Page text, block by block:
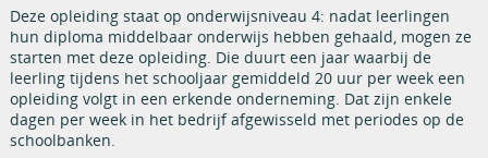
Deze opleiding staat op onderwijsniveau 4: nadat leerlingen
hun diploma middelbaar onderwijs hebben gehaald, mogen ze
starten met deze opleiding. Die duurt een jaar waarbij de
leerling tijdens het schooljaar gemiddeld 20 uur per week een
opleiding volgt in een erkende onderneming. Dat zijn enkele
dagen per week in het bedrijf afgewisseld met periodes op de
schoolbanken.